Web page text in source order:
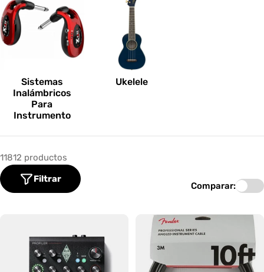
Sistemas
Inalámbricos
Para
Instrumento
Ukelele
11812 productos
Filtrar
Comparar: